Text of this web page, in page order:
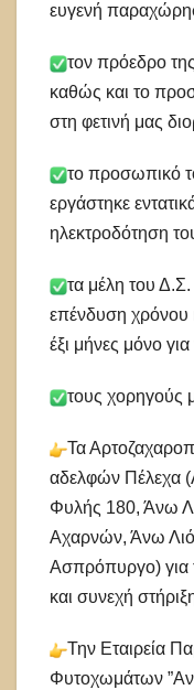
ευγενή
τον πρόεδρο
καθώς και το
στη φετινή μας
το προσωπικό
εργάστηκε
ηλεκτροδότηση
τα μέλη του
επένδυση χρόνου
έξι μήνες μόνο
τους χορηγούς
Τα
αδελφών Πέλεχα
Φυλής 180, Άνω
Αχαρνών, Άνω
Ασπρόπυργο) για
και συνεχή
Την Εταιρεία
Φυτοχωμάτων